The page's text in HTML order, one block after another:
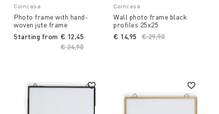
Coincasa
Photo frame with hand-
woven jute frame
Starting from
Price reduced from
€ 24,90
€ 12,45
Coincasa
Wall photo frame black
profiles 25x25
Price reduced from
€ 29,90
€ 14,95